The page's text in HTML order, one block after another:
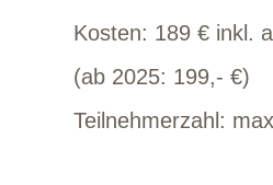
Kosten: 189 € inkl.
(ab 2025: 199,- €)
Teilnehmerzahl :